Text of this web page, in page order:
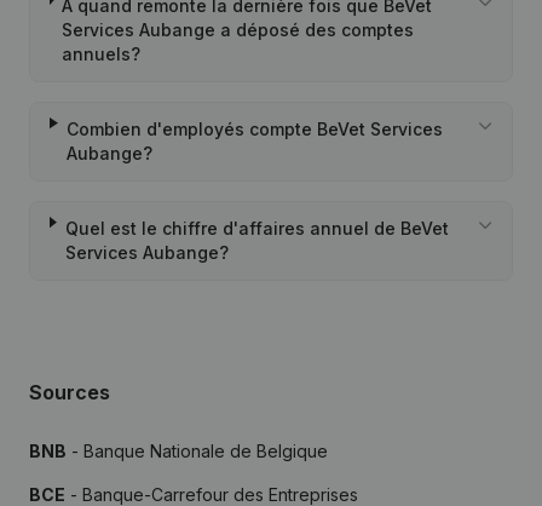
À quand remonte la dernière fois que BeVet
Services Aubange a déposé des comptes
annuels?
Combien d'employés compte BeVet Services
Aubange?
Quel est le chiffre d'affaires annuel de BeVet
Services Aubange?
Sources
BNB - Banque Nationale de Belgique
BCE - Banque-Carrefour des Entreprises